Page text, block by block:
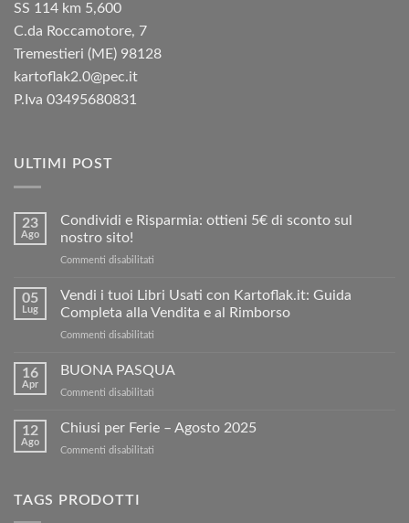
SS 114 km 5,600
C.da Roccamotore, 7
Tremestieri (ME) 98128
kartoflak2.0@pec.it
P.Iva 03495680831
ULTIMI POST
23
Ago
Condividi e Risparmia: ottieni 5€ di sconto sul
nostro sito!
Commenti disabilitati
Risparmia:
sconto
05
Lug
Vendi i tuoi Libri Usati con Kartoflak.it: Guida
Completa alla Vendita e al Rimborso
Commenti disabilitati
i
tuoi
con
16
Apr
BUONA PASQUA
Commenti disabilitati
PASQUA
12
Ago
Chiusi per Ferie – Agosto 2025
Commenti disabilitati
TAGS PRODOTTI